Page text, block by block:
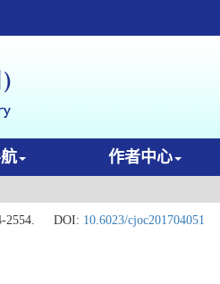
作者中心
2554. DOI: 10.6023/cjoc201704051